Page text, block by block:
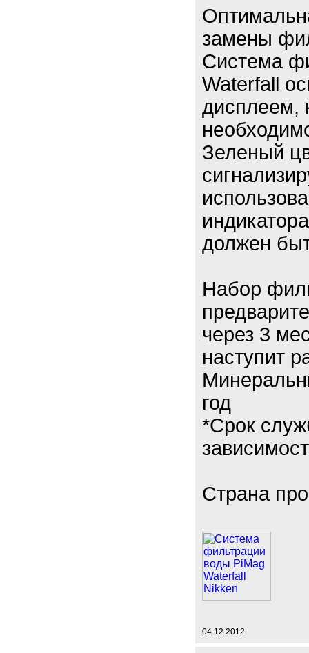
замены
Система
Waterfall
дисплеем,
Зеленый
должен
Набор
через 3
наступит
год
*Срок
Страна про
04.12.2012